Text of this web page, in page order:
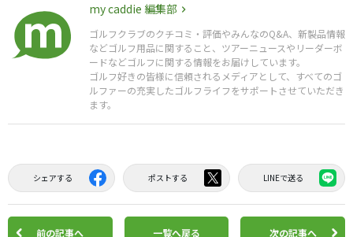
my caddie 編集部
ゴルフクラブのクチコミ・評価やみんなのQ&A、新製品情報
などゴルフ用品に関すること、ツアーニュースやリーダーボ
ードなどゴルフに関する情報をお届けしています。
ゴルフ好きの皆様に信頼されるメディアとして、すべてのゴ
ルファーの充実したゴルフライフをサポートさせていただき
ます。
シェアする ポストする LINEで送る
前の記事へ 一覧へ戻る 次の記事へ